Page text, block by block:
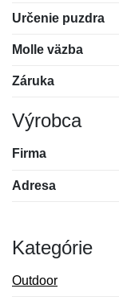
Určenie puzdra
Molle väzba
Záruka
Výrobca
Firma
Adresa
Kategórie
Outdoor